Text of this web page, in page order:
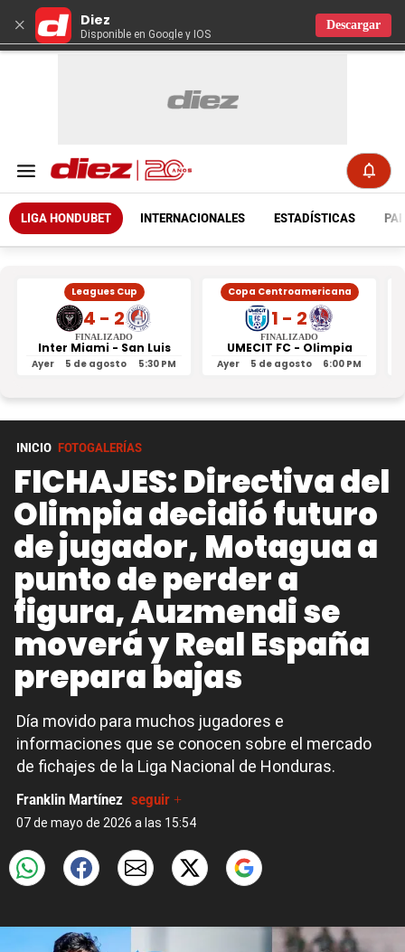
× Diez
Disponible en Google y IOS
Descargar
LIGA HONDUBET INTERNACIONALES ESTADÍSTICAS
Leagues Cup
4 - 2
FINALIZADO
Inter Miami - San Luis
Ayer 5 de agosto 5:30 PM
Copa Centroamericana
1 - 2
FINALIZADO
UMECIT FC - Olimpia
Ayer 5 de agosto 6:00 PM
INICIO FOTOGALERÍAS
FICHAJES: Directiva del
Olimpia decidió futuro
de jugador, Motagua a
punto de perder a
figura, Auzmendi se
moverá y Real España
prepara bajas
Día movido para muchos jugadores e
informaciones que se conocen sobre el mercado
de fichajes de la Liga Nacional de Honduras.
Franklin Martínez seguir +
07 de mayo de 2026 a las 15:54